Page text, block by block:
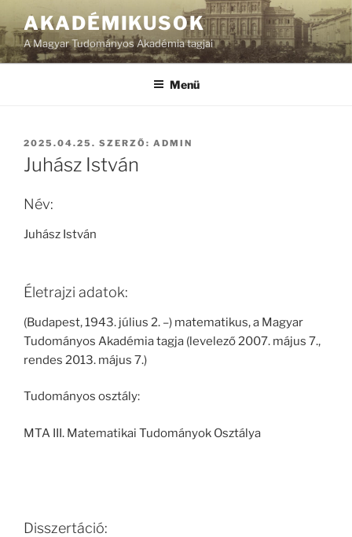
AKADÉMIKUSOK
A Magyar Tudományos Akadémia tagjai
Menü
BEKÜLDVE:
2025.04.25. SZERZŐ: ADMIN
Juhász István
Név:
Juhász István
Életrajzi adatok:
(Budapest, 1943. július 2. –) matematikus, a Magyar
Tudományos Akadémia tagja (levelező 2007. május 7.,
rendes 2013. május 7.)
Tudományos osztály:
MTA III. Matematikai Tudományok Osztálya
Disszertáció: